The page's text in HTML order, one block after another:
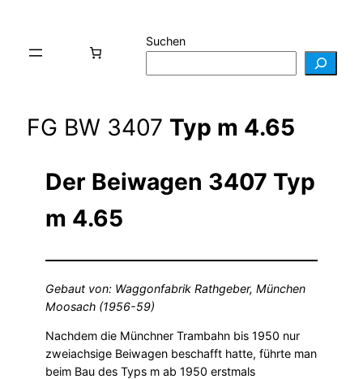
Suchen
FG BW 3407 Typ m 4.65
Der Beiwagen 3407 Typ
m 4.65
Gebaut von: Waggonfabrik Rathgeber, München
Moosach (1956-59)
Nachdem die Münchner Trambahn bis 1950 nur
zweiachsige Beiwagen beschafft hatte, führte man
beim Bau des Typs m ab 1950 erstmals